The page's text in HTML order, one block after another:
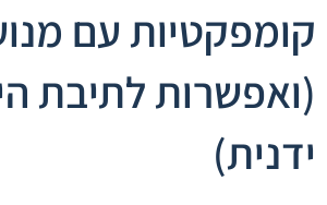
קומפקטיות עם
(ואפשרות לתיבת
ידנית)